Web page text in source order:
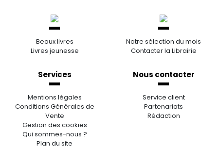
Beaux livres
Livres jeunesse
Notre sélection du mois
Contacter la Librairie
Services
Mentions légales
Conditions Générales de
Vente
Gestion des cookies
Qui sommes-nous ?
Plan du site
Nous contacter
Service client
Partenariats
Rédaction